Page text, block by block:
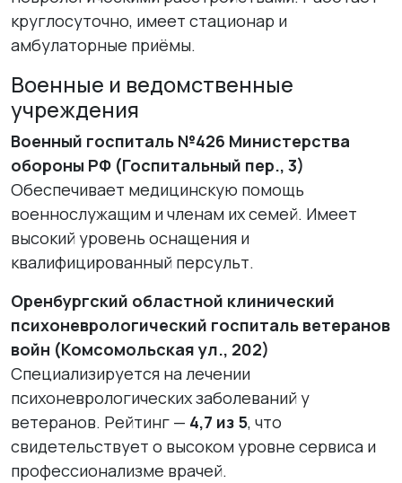
круглосуточно, имеет стационар и
амбулаторные приёмы.
Военные и ведомственные
учреждения
Военный госпиталь №426 Министерства
обороны РФ (Госпитальный пер., 3)
Обеспечивает медицинскую помощь
военнослужащим и членам их семей. Имеет
высокий уровень оснащения и
квалифицированный персульт.
Оренбургский областной клинический
психоневрологический госпиталь ветеранов
войн (Комсомольская ул., 202)
Специализируется на лечении
психоневрологических заболеваний у
ветеранов. Рейтинг — 4,7 из 5, что
свидетельствует о высоком уровне сервиса и
профессионализме врачей.